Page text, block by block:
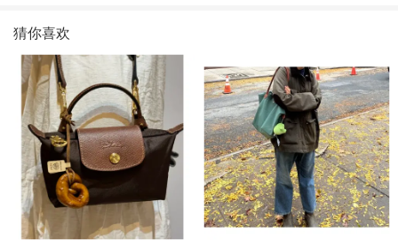
猜你喜欢